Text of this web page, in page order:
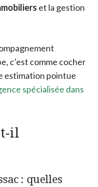
et la gestion
c’est comme cocher
estimation pointue
spécialisée dans
il
: quelles